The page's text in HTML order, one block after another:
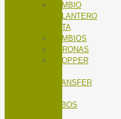
CAMBIO
DELANTERO
RUTA
CAMBIOS
CORONAS
DROPPER
TRANSFER
TUBOS